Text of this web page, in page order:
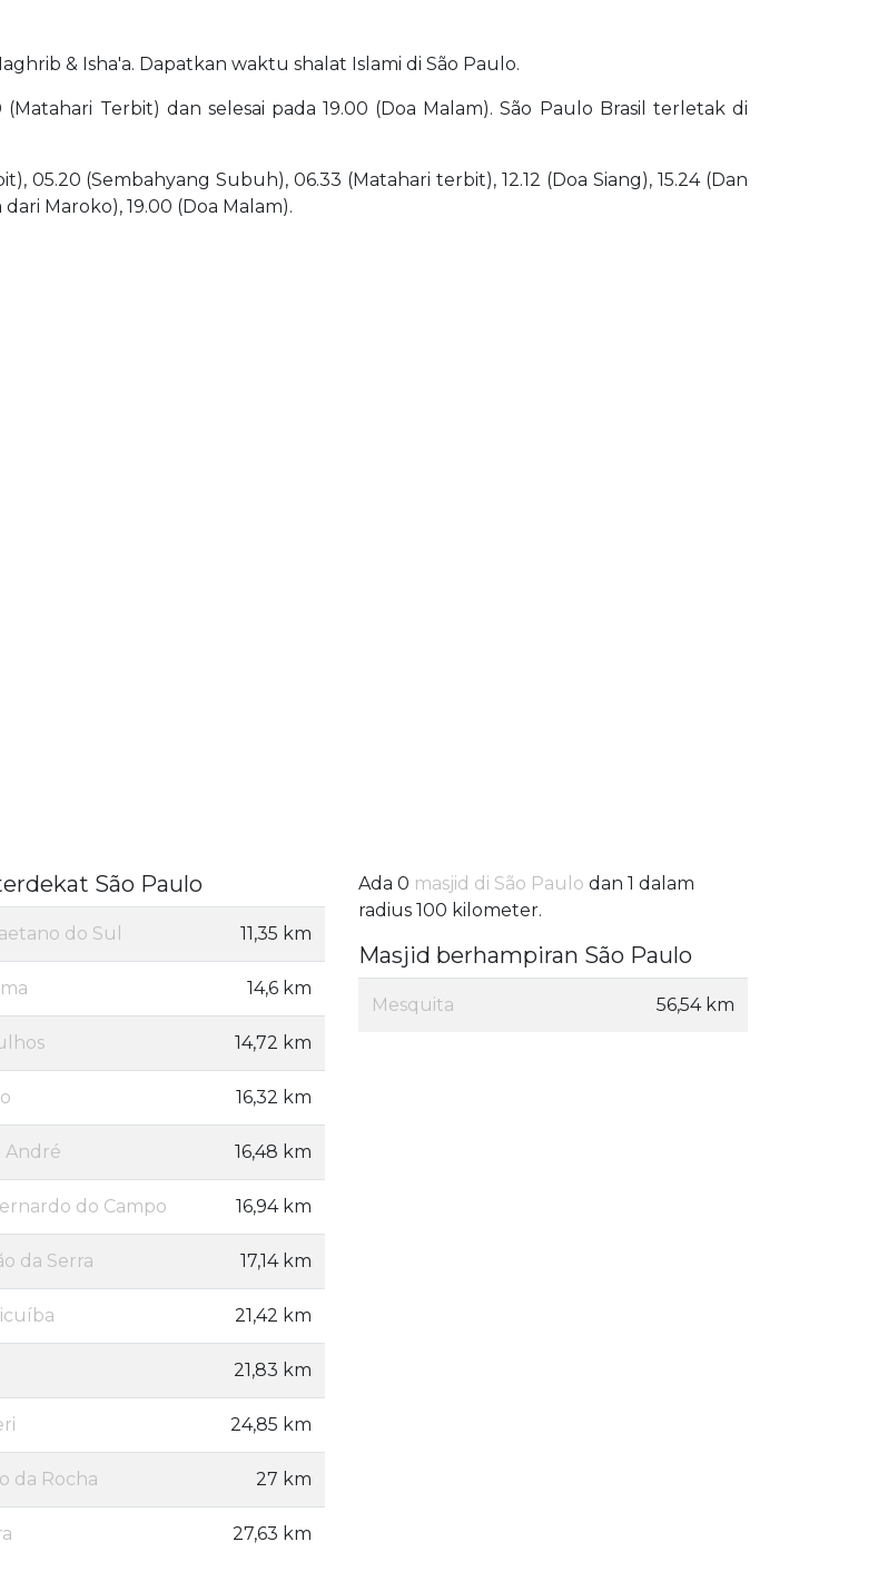
& Isha'a. Dapatkan waktu shalat Islami di São Paulo.
Terbit) dan selesai pada 19.00 (Doa Malam). São Paulo Brasil terletak di
05.20 (Sembahyang Subuh), 06.33 (Matahari terbit), 12.12 (Doa Siang), 15.24 (Dan
Maroko), 19.00 (Doa Malam).
São Paulo
do Sul 11,35 km
14,6 km
14,72 km
16,32 km
André 16,48 km
do Campo 16,94 km
da Serra 17,14 km
21,42 km
21,83 km
24,85 km
da Rocha 27 km
27,63 km
Ada 0 masjid di São Paulo dan 1 dalam
radius 100 kilometer.
Masjid berhampiran São Paulo
Mesquita 56,54 km